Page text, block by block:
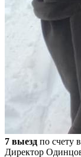
7 выезд по счету в
Директор